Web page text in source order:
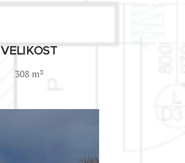
VELIKOST
308 m²